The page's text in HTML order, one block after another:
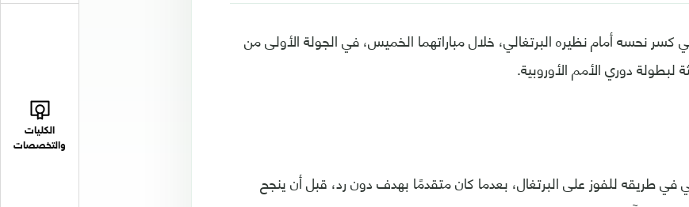
الكليات
والتخصصات
نحسه أمام نظيره البرتغالي، خلال مباراتهما الخميس، في الجولة الأولى من
لبطولة دوري الأمم الأوروبية.
في طريقه للفوز على البرتغال، بعدما كان متقدمًا بهدف دون رد، قبل أن ينجح